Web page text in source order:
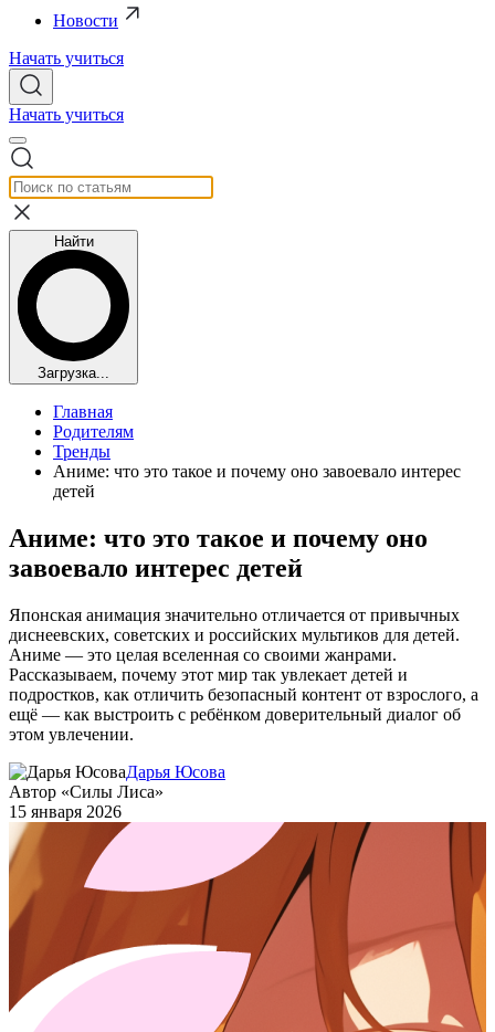
Новости
Начать учиться
Начать учиться
Найти
Загрузка...
Главная
Родителям
Тренды
Аниме: что это такое и почему оно завоевало интерес
детей
Аниме: что это такое и почему оно
завоевало интерес детей
Японская анимация значительно отличается от привычных
диснеевских, советских и российских мультиков для детей.
Аниме — это целая вселенная со своими жанрами.
Рассказываем, почему этот мир так увлекает детей и
подростков, как отличить безопасный контент от взрослого, а
ещё — как выстроить с ребёнком доверительный диалог об
этом увлечении.
Дарья Юсова
Автор «Силы Лиса»
15 января 2026